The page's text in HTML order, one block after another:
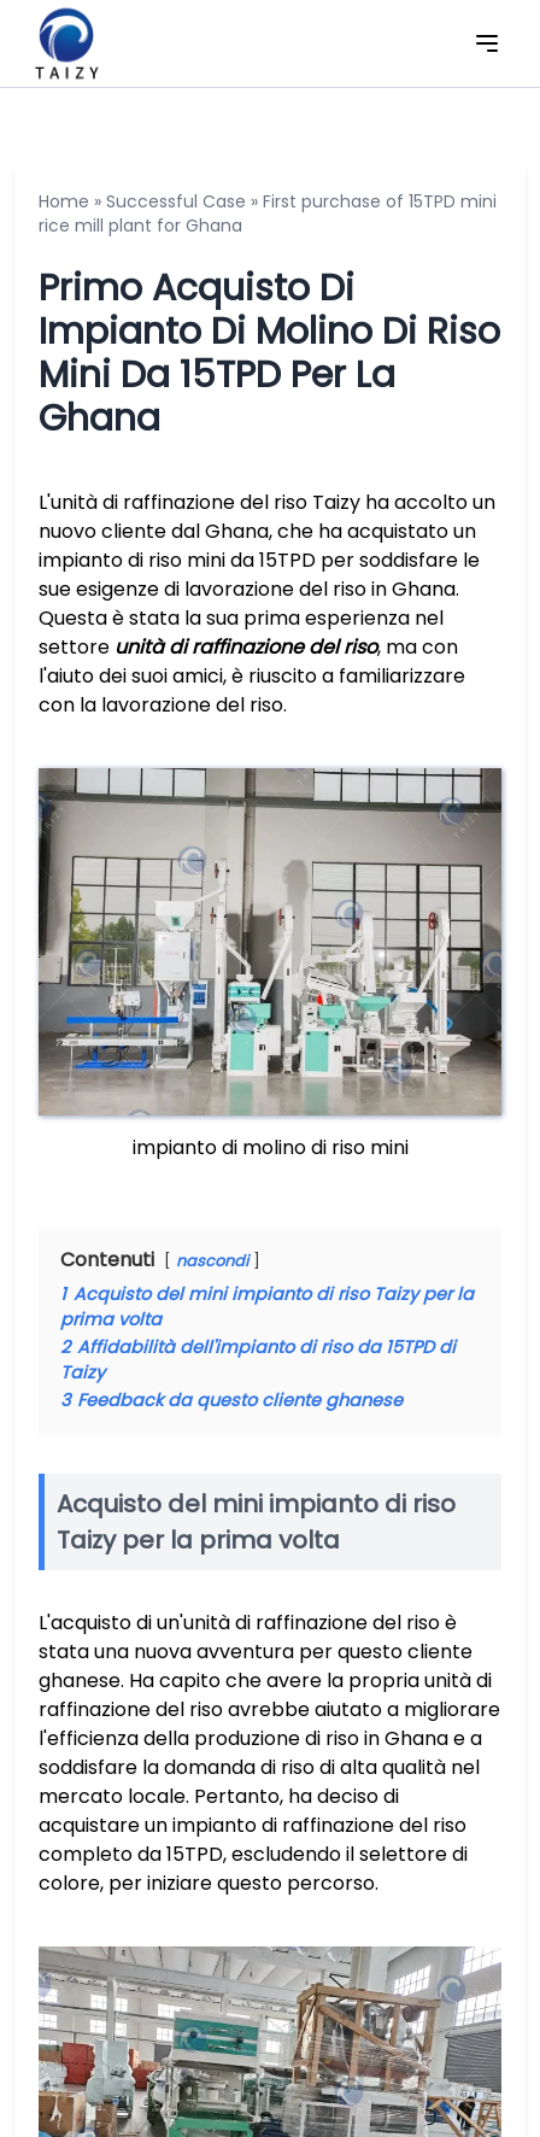
Home » Successful Case » First purchase of 15TPD mini
rice mill plant for Ghana
Primo Acquisto Di
Impianto Di Molino Di Riso
Mini Da 15TPD Per La
Ghana
L'unità di raffinazione del riso Taizy ha accolto un
nuovo cliente dal Ghana, che ha acquistato un
impianto di riso mini da 15TPD per soddisfare le
sue esigenze di lavorazione del riso in Ghana.
Questa è stata la sua prima esperienza nel
settore unità di raffinazione del riso, ma con
l'aiuto dei suoi amici, è riuscito a familiarizzare
con la lavorazione del riso.
impianto di molino di riso mini
Contenuti nascondi
1 Acquisto del mini impianto di riso Taizy per la
prima volta
2 Affidabilità dell'impianto di riso da 15TPD di
Taizy
3 Feedback da questo cliente ghanese
Acquisto del mini impianto di riso
Taizy per la prima volta
L'acquisto di un'unità di raffinazione del riso è
stata una nuova avventura per questo cliente
ghanese. Ha capito che avere la propria unità di
raffinazione del riso avrebbe aiutato a migliorare
l'efficienza della produzione di riso in Ghana e a
soddisfare la domanda di riso di alta qualità nel
mercato locale. Pertanto, ha deciso di
acquistare un impianto di raffinazione del riso
completo da 15TPD, escludendo il selettore di
colore, per iniziare questo percorso.